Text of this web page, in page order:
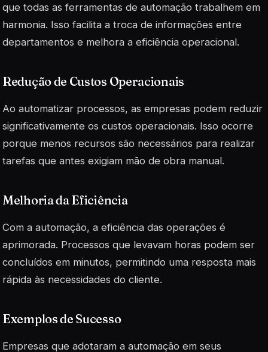
que todas as ferramentas de automação trabalhem em
harmonia. Isso facilita a troca de informações entre
departamentos e melhora a eficiência operacional.
Redução de Custos Operacionais
Ao automatizar processos, as empresas podem reduzir
significativamente os custos operacionais. Isso ocorre
porque menos recursos são necessários para realizar
tarefas que antes exigiam mão de obra manual.
Melhoria da Eficiência
Com a automação, a eficiência das operações é
aprimorada. Processos que levavam horas podem ser
concluídos em minutos, permitindo uma resposta mais
rápida às necessidades do cliente.
Exemplos de Sucesso
Empresas que adotaram a automação em seus